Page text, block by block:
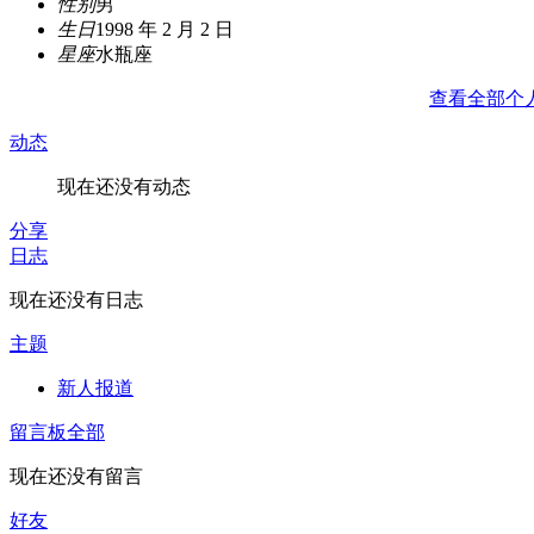
生日1998 年 2 月 2 日
星座水瓶座
查看全部个
动态
现在还没有动态
分享
日志
现在还没有日志
主题
新人报道
留言板全部
现在还没有留言
好友